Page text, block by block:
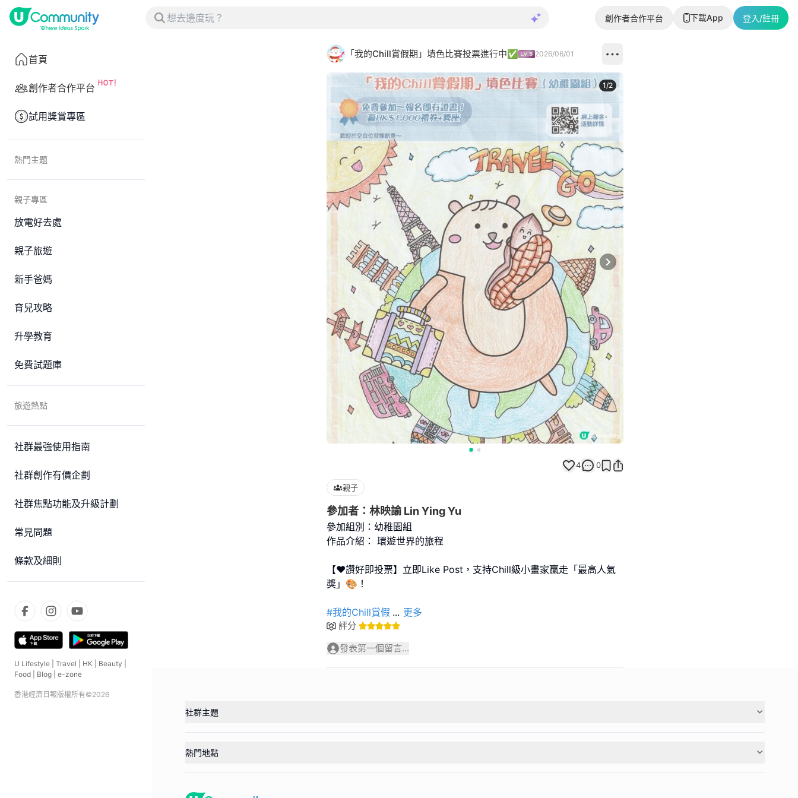
創作者合作平台 下載App 登入/註冊
首頁
創作者合作平台
試用獎賞專區
熱門主題
親子專區
放電好去處
親子旅遊
新手爸媽
育兒攻略
升學教育
免費試題庫
旅遊熱點
社群最強使用指南
社群創作有價企劃
社群焦點功能及升級計劃
常見問題
條款及細則
U Lifestyle Travel HK Beauty
Food
Blog e-zone
香港經濟日報版權所有©2026
「我的Chill賞假期」填色比賽投票進行中✅ 2026/06/01
Next slide
1/2
4 0
親子
參加者：林映諭 Lin Ying Yu
參加組別：幼稚園組
作品介紹： 環遊世界的旅程
【❤️讚好即投票】立即Like Post，支持Chill級小畫家贏走「最高人氣
獎」🎨！
#我的Chill賞假 ... 更多
評分
發表第一個留言...
社群主題
熱門地點